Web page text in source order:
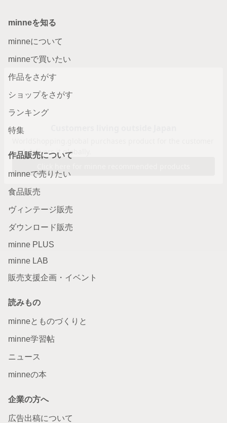
minneを知る
minneについて
minneで買いたい
作品をさがす
ショップをさがす
ランキング
特集
作品販売について
minneで売りたい
食品販売
ヴィンテージ販売
ダウンロード販売
minne PLUS
minne LAB
販売支援企画・イベント
読みもの
minneとものづくりと
minne学習帖
ニュース
minneの本
企業の方へ
広告出稿について